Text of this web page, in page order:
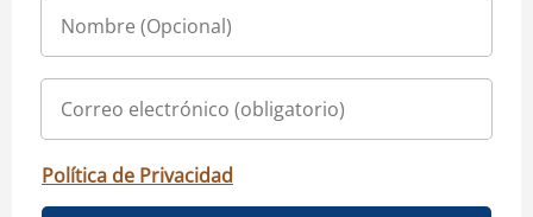
Política de Privacidad